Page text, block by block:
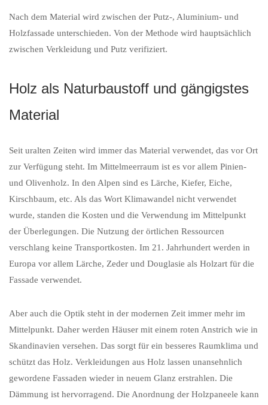
Nach dem Material wird zwischen der Putz-, Aluminium- und
Holzfassade unterschieden. Von der Methode wird hauptsächlich
zwischen Verkleidung und Putz verifiziert.
Holz als Naturbaustoff und gängigstes
Material
Seit uralten Zeiten wird immer das Material verwendet, das vor Ort
zur Verfügung steht. Im Mittelmeerraum ist es vor allem Pinien-
und Olivenholz. In den Alpen sind es Lärche, Kiefer, Eiche,
Kirschbaum, etc. Als das Wort Klimawandel nicht verwendet
wurde, standen die Kosten und die Verwendung im Mittelpunkt
der Überlegungen. Die Nutzung der örtlichen Ressourcen
verschlang keine Transportkosten. Im 21. Jahrhundert werden in
Europa vor allem Lärche, Zeder und Douglasie als Holzart für die
Fassade verwendet.
Aber auch die Optik steht in der modernen Zeit immer mehr im
Mittelpunkt. Daher werden Häuser mit einem roten Anstrich wie in
Skandinavien versehen. Das sorgt für ein besseres Raumklima und
schützt das Holz. Verkleidungen aus Holz lassen unansehnlich
gewordene Fassaden wieder in neuem Glanz erstrahlen. Die
Dämmung ist hervorragend. Die Anordnung der Holzpaneele kann